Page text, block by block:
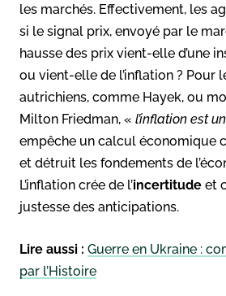
les marchés. Effectivement, les
si le signal prix, envoyé par le
hausse des prix vient-elle d’une
ou vient-elle de l’inflation ? Pour
autrichiens, comme Hayek, ou
Milton Friedman, « l’inflation est
empêche un calcul économique
et détruit les fondements de
L’inflation crée de l’incertitude et
justesse des anticipations.
Lire aussi : Guerre en Ukraine :
par l’Histoire